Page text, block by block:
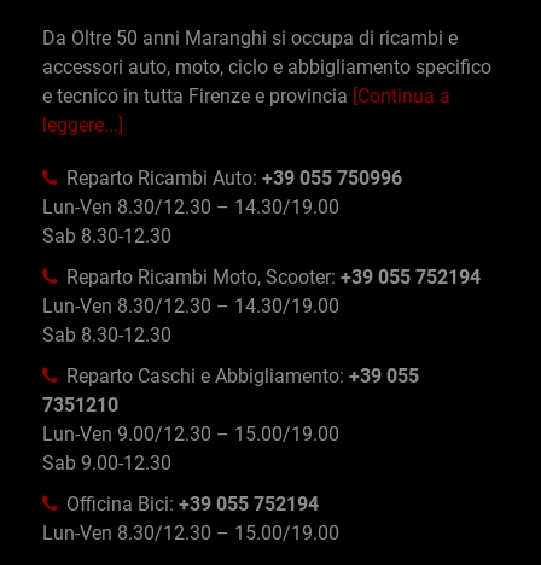
Da Oltre 50 anni Maranghi si occupa di ricambi e
accessori auto, moto, ciclo e abbigliamento specifico
e tecnico in tutta Firenze e provincia [Continua a
leggere...]
Reparto Ricambi Auto: +39 055 750996
Lun-Ven 8.30/12.30 – 14.30/19.00
Sab 8.30-12.30
Reparto Ricambi Moto, Scooter: +39 055 752194
Lun-Ven 8.30/12.30 – 14.30/19.00
Sab 8.30-12.30
Reparto Caschi e Abbigliamento: +39 055
7351210
Lun-Ven 9.00/12.30 – 15.00/19.00
Sab 9.00-12.30
Officina Bici: +39 055 752194
Lun-Ven 8.30/12.30 – 15.00/19.00